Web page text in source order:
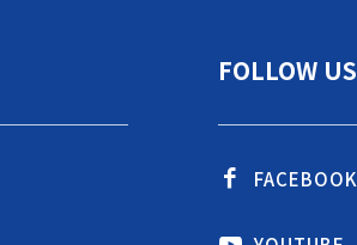
FOLLOW US
FACEBOOK